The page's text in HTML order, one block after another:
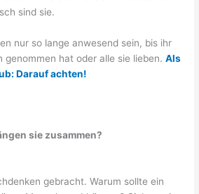
sind sie.
nur so lange anwesend sein, bis ihr
genommen hat oder alle sie lieben.Als
Darauf achten!
sie zusammen?
gebracht. Warum sollte ein